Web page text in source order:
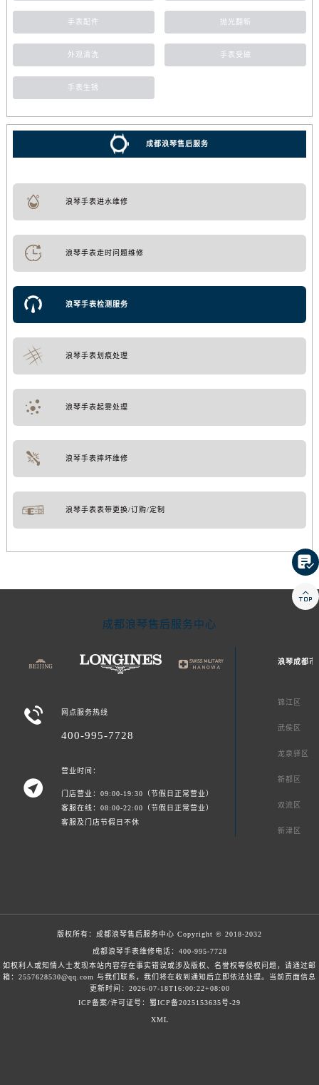
手表配件 抛光翻新
外观清洗 手表受磁
手表生锈
成都浪琴售后服务
浪琴手表进水维修
浪琴手表走时问题维修
浪琴手表检测服务
浪琴手表划痕处理
浪琴手表起雾处理
浪琴手表摔坏维修
浪琴手表表带更换/订购/定制
成都浪琴售后服务中心
 网点服务热线
400-995-7728

营业时间：
门店营业：09:00-19:30（节假日正常营业）
客服在线：08:00-22:00（节假日正常营业）
客服及门店节假日不休
浪琴成都市
锦江区
武侯区
龙泉驿区
新都区
双流区
新津区
版权所有： 成都浪琴售后服务中心 Copyright © 2018-2032
成都浪琴手表维修电话： 400-995-7728
如权利人或知情人士发现本站内容存在事实错误或涉及版权、名誉权等侵权问题，请通过邮
箱：2557628530@qq.com 与我们联系，我们将在收到通知后立即依法处理。当前页面信息
更新时间：2026-07-18T16:00:22+08:00
ICP备案/许可证号：蜀ICP备2025153635号-29
XML

